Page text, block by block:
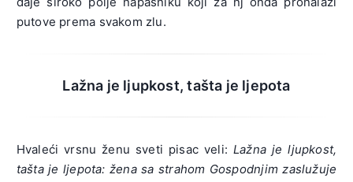
putove prema svakom zlu.
Lažna je ljupkost, tašta je ljepota
Hvaleći vrsnu ženu sveti pisac veli: Lažna je ljupkost,
tašta je ljepota: žena sa strahom Gospodnjim zaslužuje